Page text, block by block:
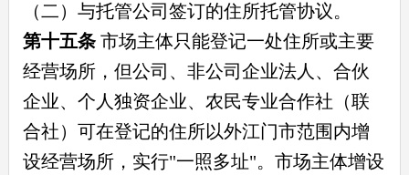
（二）与托管公司签订的住所托管协议。
第十五条市场主体只能登记一处住所或主要
经营场所，但公司、非公司企业法人、合伙
企业、个人独资企业、农民专业合作社（联
合社）可在登记的住所以外江门市范围内增
设经营场所，实行"一照多址"。市场主体增设